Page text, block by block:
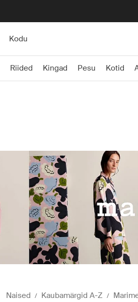
Kodu
Riided Kingad Pesu Kotid
Naised Kaubamärgid A-Z